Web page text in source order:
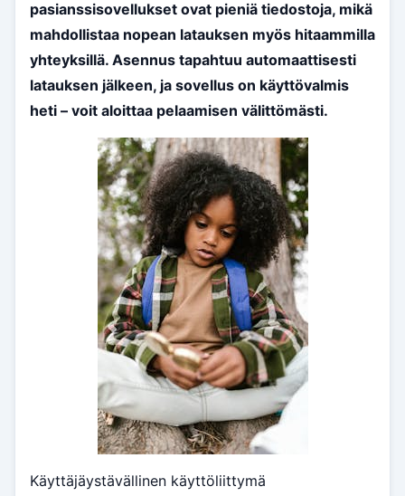
pasianssisovellukset ovat pieniä tiedostoja, mikä
mahdollistaa nopean latauksen myös hitaammilla
yhteyksillä. Asennus tapahtuu automaattisesti
latauksen jälkeen, ja sovellus on käyttövalmis
heti – voit aloittaa pelaamisen välittömästi.
Käyttäjäystävällinen käyttöliittymä